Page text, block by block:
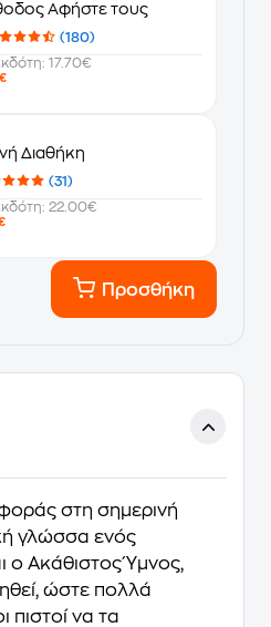
Αφήστε τους
(180)
17.70€
Διαθήκη
(31)
22.00€
Προσθήκη
στη σημερινή
γλώσσα ενός
ο Ακάθιστος Ύμνος,
ώστε πολλά
να τα